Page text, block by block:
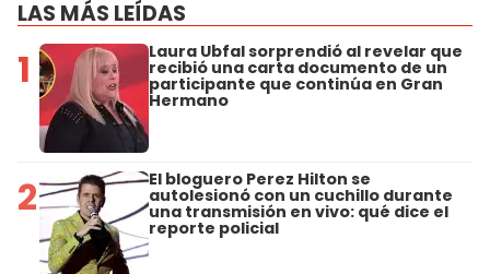
LAS MÁS LEÍDAS
1 Laura Ubfal sorprendió al revelar que
recibió una carta documento de un
participante que continúa en Gran
Hermano
2 El bloguero Perez Hilton se
autolesionó con un cuchillo durante
una transmisión en vivo: qué dice el
reporte policial